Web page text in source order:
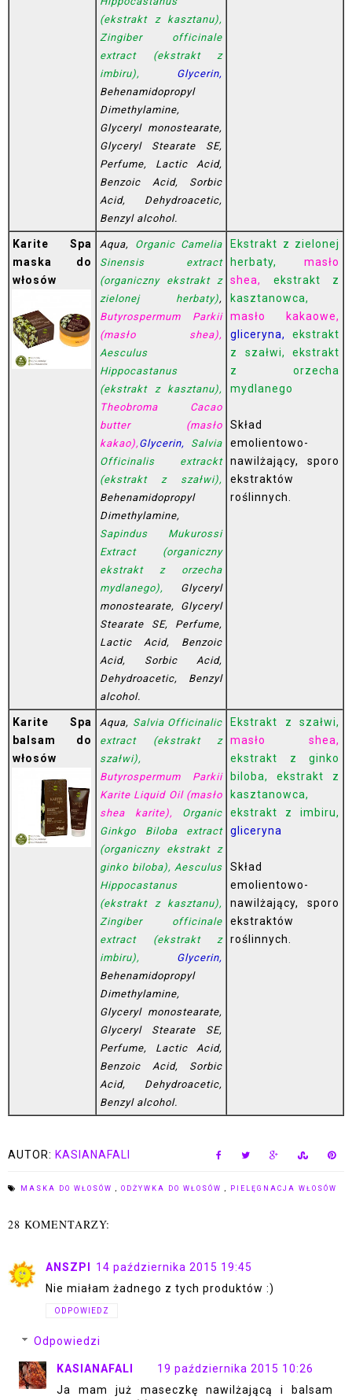
(ekstrakt z kasztanu),
Zingiber officinale
extract (ekstrakt z
imbiru),
Glycerin,
Behenamidopropyl
Dimethylamine,
Glyceryl monostearate,
Glyceryl Stearate SE,
Perfume, Lactic Acid,
Benzoic Acid, Sorbic
Acid, Dehydroacetic,
Benzyl alcohol.
Karite Spa
maska do
włosów
Aqua, Organic Camelia
Sinensis extract
(organiczny ekstrakt z
zielonej herbaty),
Butyrospermum Parkii
(masło shea),
Aesculus
Hippocastanus
(ekstrakt z kasztanu),
Theobroma Cacao
butter (masło
kakao),Glycerin,
Salvia
Officinalis extrackt
(ekstrakt z szałwi),
Behenamidopropyl
Dimethylamine,
Sapindus Mukurossi
Extract (organiczny
ekstrakt z orzecha
mydlanego), Glyceryl
monostearate, Glyceryl
Stearate SE, Perfume,
Lactic Acid, Benzoic
Acid, Sorbic Acid,
Dehydroacetic, Benzyl
alcohol.
Ekstrakt z zielonej
herbaty,
masło
shea,
ekstrakt z
kasztanowca,
masło kakaowe,
gliceryna, ekstrakt
z szałwi, ekstrakt
z orzecha
mydlanego
Skład
emolientowo-
nawilżający, sporo
ekstraktów
roślinnych.
Karite Spa
balsam do
włosów
Aqua, Salvia Officinalic
extract (ekstrakt z
szałwi),
Butyrospermum Parkii
Karite Liquid Oil (masło
shea karite),
Organic
Ginkgo Biloba extract
(organiczny ekstrakt z
ginko biloba), Aesculus
Hippocastanus
(ekstrakt z kasztanu),
Zingiber officinale
extract (ekstrakt z
imbiru),
Glycerin,
Behenamidopropyl
Dimethylamine,
Glyceryl monostearate,
Glyceryl Stearate SE,
Perfume, Lactic Acid,
Benzoic Acid, Sorbic
Acid, Dehydroacetic,
Benzyl alcohol.
Ekstrakt z szałwi,
masło shea,
ekstrakt z ginko
biloba, ekstrakt z
kasztanowca,
ekstrakt z imbiru,
gliceryna
Skład
emolientowo-
nawilżający, sporo
ekstraktów
roślinnych.
AUTOR: KASIANAFALI
MASKA DO WŁOSÓW ODŻYWKA DO WŁOSÓW PIELĘGNACJA WŁOSÓW
28 KOMENTARZY:
ANSZPI 14 października 2015 19:45
Nie miałam żadnego z tych produktów :)
ODPOWIEDZ
Odpowiedzi
KASIANAFALI
19 października 2015 10:26
Ja mam już maseczkę nawilżającą i balsam